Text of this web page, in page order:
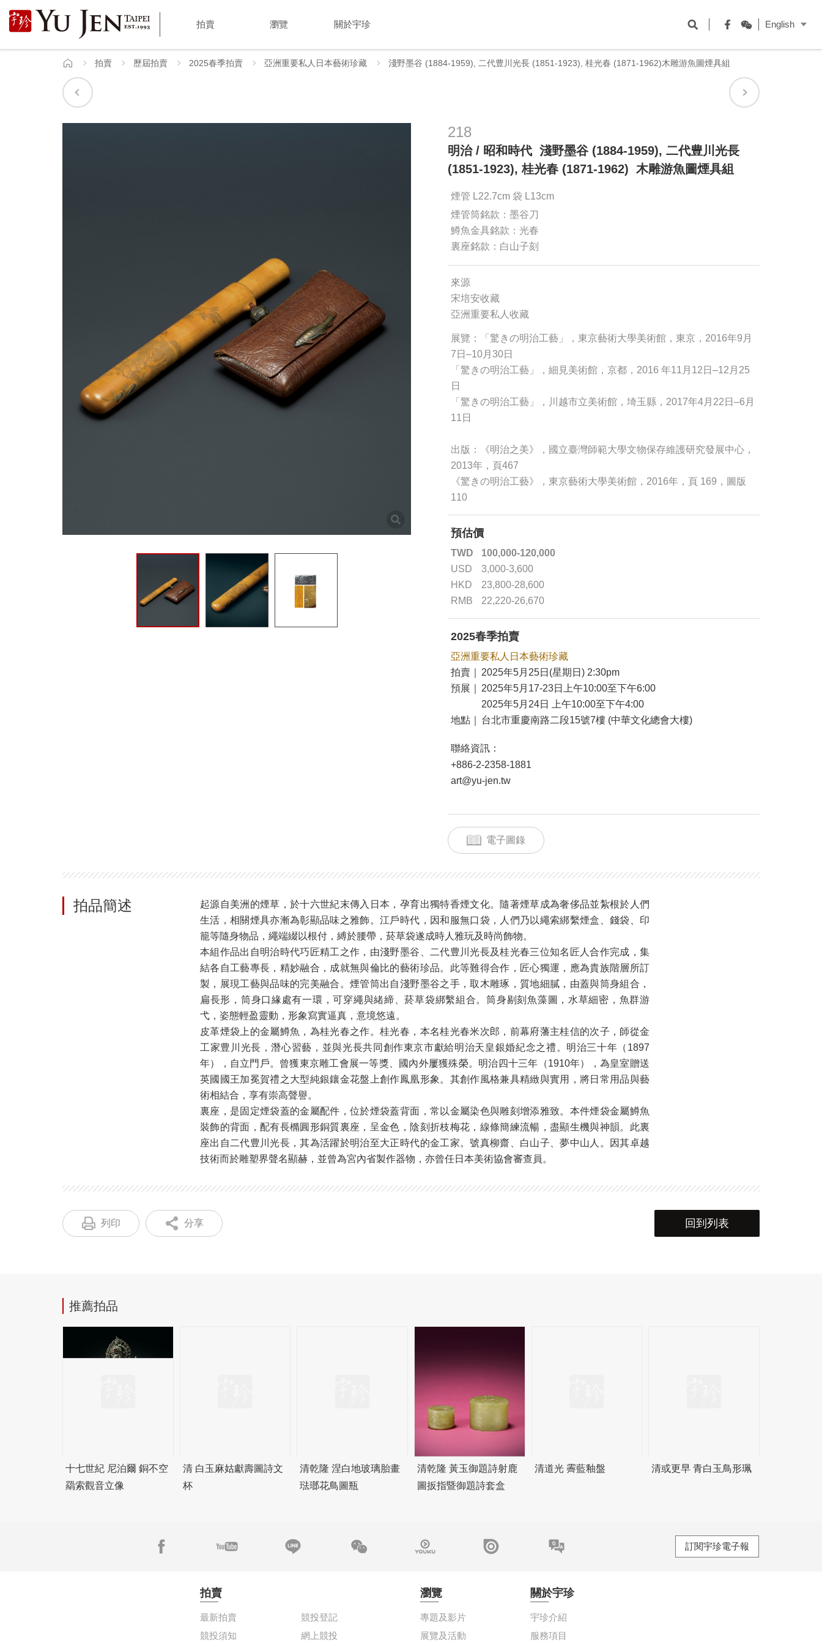
宇
珍
拍賣 瀏覽 關於宇珍
搜
Facebook
WeChat
English
首
頁
拍賣 歷屆拍賣 2025春季拍賣 亞洲重要私人日本藝術珍藏 淺野墨谷 (1884-1959), 二代豊川光長 (1851-1923), 桂光春 (1871-1962)木雕游魚圖煙具組
218
明治 / 昭和時代 淺野墨谷 (1884-1959), 二代豊川光長
(1851-1923), 桂光春 (1871-1962) 木雕游魚圖煙具組
煙管 L22.7cm 袋 L13cm
煙管筒銘款：墨谷刀
鱒魚金具銘款：光春
裏座銘款：白山子刻
來源
宋培安收藏
亞洲重要私人收藏
展覽：「驚きの明治工藝」，東京藝術大學美術館，東京，2016年9月
7日–10月30日
「驚きの明治工藝」，細見美術館，京都，2016 年11月12日–12月25
日
「驚きの明治工藝」，川越市立美術館，埼玉縣，2017年4月22日–6月
11日
出版：《明治之美》，國立臺灣師範大學文物保存維護研究發展中心，
2013年，頁467
《驚きの明治工藝》，東京藝術大學美術館，2016年，頁 169，圖版
110
預估價
TWD
100,000-120,000
USD
3,000-3,600
HKD
23,800-28,600
RMB
22,220-26,670
2025春季拍賣
亞洲重要私人日本藝術珍藏
拍賣｜
2025年5月25日(星期日) 2:30pm
預展｜
2025年5月17-23日上午10:00至下午6:00
2025年5月24日 上午10:00至下午4:00
地點｜
台北市重慶南路二段15號7樓 (中華文化總會大樓)
聯絡資訊：
+886-2-2358-1881
art@yu-jen.tw
電子圖錄
拍品簡述
起源自美洲的煙草，於十六世紀末傳入日本，孕育出獨特香煙文化。隨著煙草成為奢侈品並紮根於人們
生活，相關煙具亦漸為彰顯品味之雅飾。江戶時代，因和服無口袋，人們乃以繩索綁繫煙盒、錢袋、印
籠等隨身物品，繩端綴以根付，縛於腰帶，菸草袋遂成時人雅玩及時尚飾物。
本組作品出自明治時代巧匠精工之作，由淺野墨谷、二代豊川光長及桂光春三位知名匠人合作完成，集
結各自工藝專長，精妙融合，成就無與倫比的藝術珍品。此等難得合作，匠心獨運，應為貴族階層所訂
製，展現工藝與品味的完美融合。煙管筒出自淺野墨谷之手，取木雕琢，質地細膩，由蓋與筒身組合，
扁長形，筒身口緣處有一環，可穿繩與緒締、菸草袋綁繫組合。筒身剔刻魚藻圖，水草細密，魚群游
弋，姿態輕盈靈動，形象寫實逼真，意境悠遠。
皮革煙袋上的金屬鱒魚，為桂光春之作。桂光春，本名桂光春米次郎，前幕府藩主桂信的次子，師從金
工家豊川光長，潛心習藝，並與光長共同創作東京市獻給明治天皇銀婚紀念之禮。明治三十年（1897
年），自立門戶。曾獲東京雕工會展一等獎、國內外屢獲殊榮。明治四十三年（1910年），為皇室贈送
英國國王加冕賀禮之大型純銀鑲金花盤上創作鳳凰形象。其創作風格兼具精緻與實用，將日常用品與藝
術相結合，享有崇高聲譽。
裏座，是固定煙袋蓋的金屬配件，位於煙袋蓋背面，常以金屬染色與雕刻增添雅致。本件煙袋金屬鱒魚
裝飾的背面，配有長橢圓形銅質裏座，呈金色，陰刻折枝梅花，線條簡練流暢，盡顯生機與神韻。此裏
座出自二代豊川光長，其為活躍於明治至大正時代的金工家。號真柳齋、白山子、夢中山人。因其卓越
技術而於雕塑界聲名顯赫，並曾為宮內省製作器物，亦曾任日本美術協會審查員。
列印 分享 回到列表
推薦拍品
十七世紀 尼泊爾 銅不空
羂索觀音立像
清 白玉麻姑獻壽圖詩文
杯
清乾隆 涅白地玻璃胎畫
琺瑯花鳥圖瓶
清乾隆 黃玉御題詩射鹿
圖扳指暨御題詩套盒
清道光 霽藍釉盤 清或更早 青白玉鳥形珮
訂閱宇珍電子報
拍賣
最新拍賣
競投登記
競投須知
網上競投
瀏覽
專題及影片
展覽及活動
關於宇珍
宇珍介紹
服務項目